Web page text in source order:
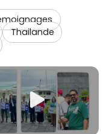
Thailande